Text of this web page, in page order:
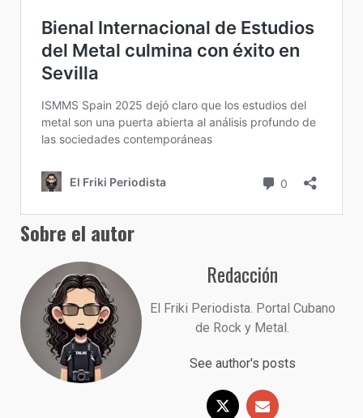
Sobre el autor
Redacción
El Friki Periodista. Portal Cubano
de Rock y Metal.
See author's posts